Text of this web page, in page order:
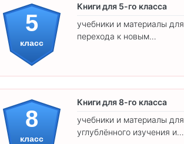
5
класс
Книги для 5-го класса
учебники и материалы для
перехода к новым
8
класс
Книги для 8-го класса
учебники и материалы для
углублённого изучения и